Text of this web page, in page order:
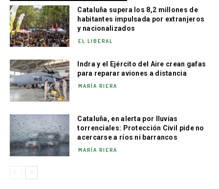
Cataluña supera los 8,2 millones de
habitantes impulsada por extranjeros
y nacionalizados
EL LIBERAL
Indra y el Ejército del Aire crean gafas
para reparar aviones a distancia
MARÍA RIERA
Cataluña, en alerta por lluvias
torrenciales: Protección Civil pide no
acercarse a ríos ni barrancos
MARÍA RIERA